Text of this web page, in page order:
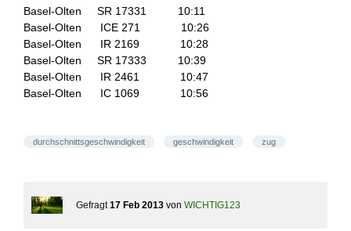
Basel-Olten SR 17331 10:11
Basel-Olten ICE 271 10:26
Basel-Olten IR 2169 10:28
Basel-Olten SR 17333 10:39
Basel-Olten IR 2461 10:47
Basel-Olten IC 1069 10:56
durchschnittsgeschwindigkeit geschwindigkeit zug
Gefragt 17 Feb 2013 von WICHTIG123